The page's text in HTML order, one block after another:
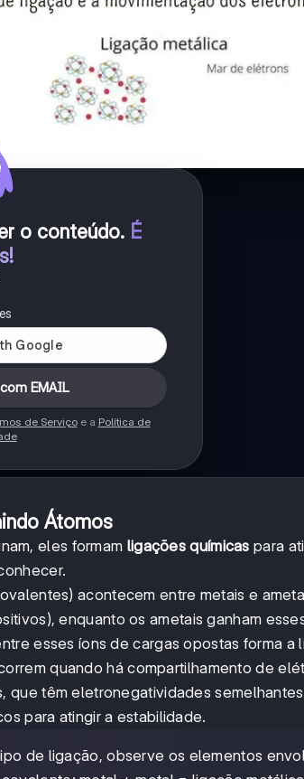
o conteúdo. É
EMAIL
de Serviçoe a Política de
Átomos
eles formam ligações químicas para
acontecem entre metais e
enquanto os ametais ganham
esses íons de cargas opostas forma a
quando há compartilhamento de
que têm eletronegatividades
para atingir a estabilidade.
de ligação, observe os elementos